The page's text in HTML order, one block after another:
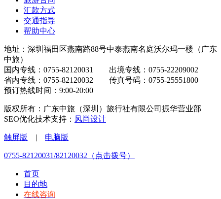
汇款方式
交通指导
帮助中心
地址：深圳福田区燕南路88号中泰燕南名庭沃尔玛一楼（广东
中旅）
国内专线：0755-82120031 出境专线：0755-22209002
省内专线：0755-82120032 传真号码：0755-25551800
预订热线时间：9:00-20:00
版权所有：广东中旅（深圳）旅行社有限公司振华营业部
SEO优化技术支持： 风尚设计
触屏版 | 电脑版
0755-82120031/82120032（点击拨号）
首页
目的地
在线咨询